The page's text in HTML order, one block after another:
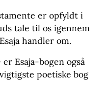
er opfyldt i
tale til os igennem
handler om.
Esaja-bogen også
poetiske bog